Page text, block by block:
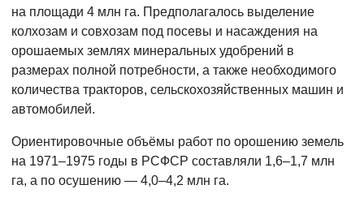
на площади 4 млн га. Предполагалось выделение
колхозам и совхозам под посевы и насаждения на
орошаемых землях минеральных удобрений в
размерах полной потребности, а также необходимого
количества тракторов, сельскохозяйственных машин и
автомобилей.
Ориентировочные объёмы работ по орошению земель
на 1971–1975 годы в РСФСР составляли 1,6–1,7 млн
га, а по осушению — 4,0–4,2 млн га.